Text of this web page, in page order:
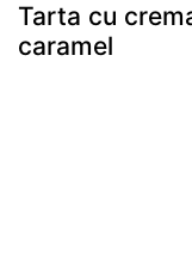
Tarta cu
caramel